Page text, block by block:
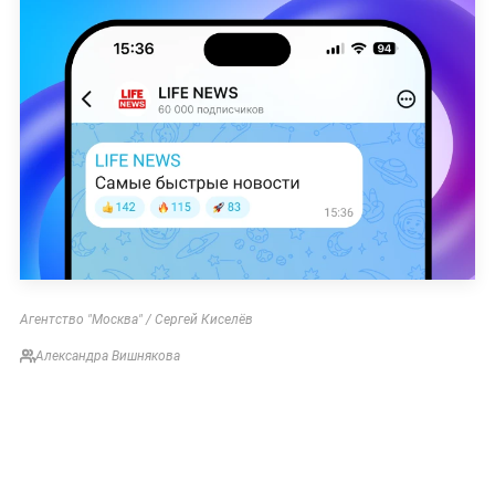
Агентство "Москва" / Сергей Киселёв
Александра Вишнякова